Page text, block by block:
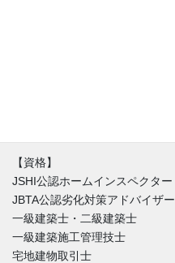
【資格】
JSHI公認ホームインスペクター
JBTA公認劣化対策アドバイザー
一級建築士・二級建築士
一級建築施工管理技士
宅地建物取引士